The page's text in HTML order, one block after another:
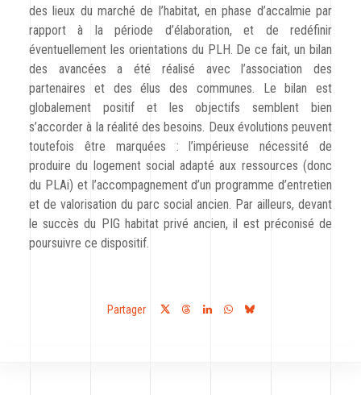
Contact
des lieux du marché de l’habitat, en phase d’accalmie par
rapport à la période d’élaboration, et de redéfinir
éventuellement les orientations du PLH. De ce fait, un bilan
des avancées a été réalisé avec l’association des
partenaires et des élus des communes. Le bilan est
globalement positif et les objectifs semblent bien
s’accorder à la réalité des besoins. Deux évolutions peuvent
toutefois être marquées : l’impérieuse nécessité de
produire du logement social adapté aux ressources (donc
du PLAi) et l’accompagnement d’un programme d’entretien
et de valorisation du parc social ancien. Par ailleurs, devant
le succès du PIG habitat privé ancien, il est préconisé de
poursuivre ce dispositif.
Partager